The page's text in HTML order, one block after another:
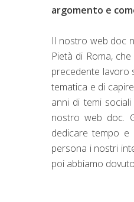
argomento e
Il nostro web doc
Pietà di Roma,
precedente lavoro
tematica e di
anni di temi
nostro web doc.
dedicare tempo e
persona i nostri
poi abbiamo